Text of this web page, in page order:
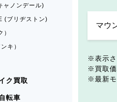
表示
買取
最新
ノンデール)
(ブリヂストン)
キ）
ク買取
転車